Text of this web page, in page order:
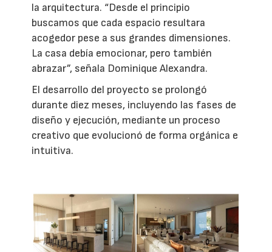
la arquitectura. “Desde el principio
buscamos que cada espacio resultara
acogedor pese a sus grandes dimensiones.
La casa debía emocionar, pero también
abrazar”, señala Dominique Alexandra.
El desarrollo del proyecto se prolongó
durante diez meses, incluyendo las fases de
diseño y ejecución, mediante un proceso
creativo que evolucionó de forma orgánica e
intuitiva.